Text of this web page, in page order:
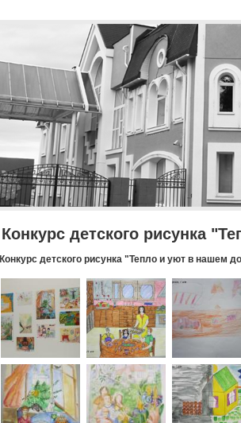
Конкурс детского рисунка
Конкурс детского рисунка "Тепло и уют в нашем